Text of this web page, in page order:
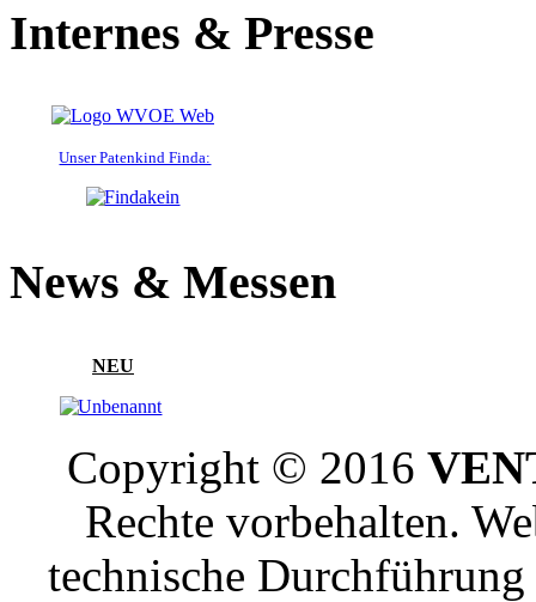
Internes & Presse
Unser Patenkind Finda:
News & Messen
NEU
Copyright © 2016
Rechte vorbehalten.
technische